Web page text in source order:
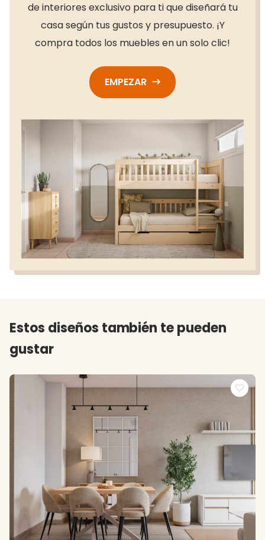
de interiores exclusivo para ti que diseñará tu
casa según tus gustos y presupuesto. ¡Y
compra todos los muebles en un solo clic!
EMPEZAR
Estos diseños también te pueden
gustar